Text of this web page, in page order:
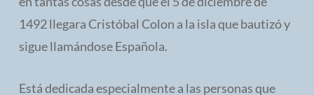
1492 llegara Cristóbal Colon a la isla que bautizó y
sigue llamándose Española.
Está dedicada especialmente a las personas que